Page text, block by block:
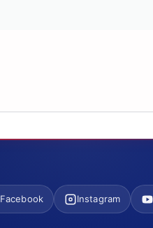
Facebook Instagram